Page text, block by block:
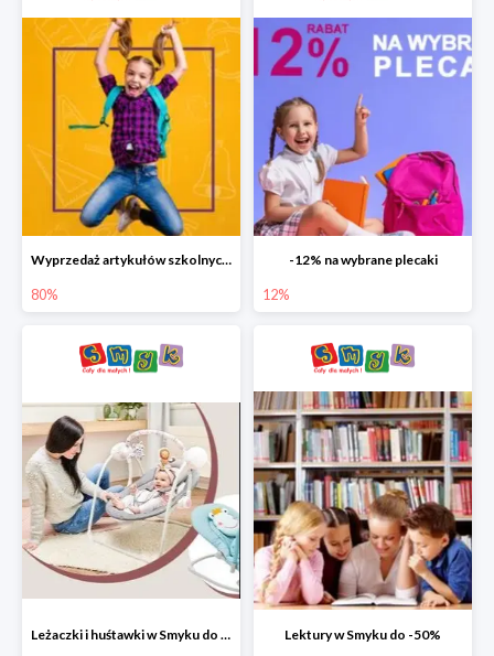
Wyprzedaż artykułów szkolnych w Smyku do -80%
80%
-12% na wybrane plecaki
12%
Leżaczki i huśtawki w Smyku do -30% Lektury w Smyku do -50%